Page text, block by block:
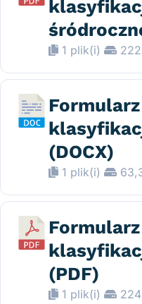
1 plik(i)
Formularz
(DOCX)
1 plik(i)
Formularz
(PDF)
1 plik(i)